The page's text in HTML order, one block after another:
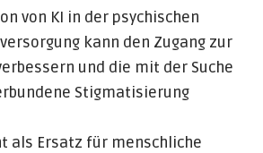
von KI in der psychischen
kann den Zugang zur
und die mit der Suche
Stigmatisierung
als Ersatz für menschliche